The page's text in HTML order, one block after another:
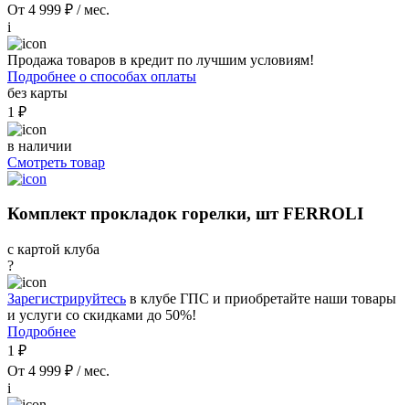
От 4 999 ₽ / мес.
i
Продажа товаров в кредит по лучшим условиям!
Подробнее о способах оплаты
без карты
1 ₽
в наличии
Смотреть товар
Комплект прокладок горелки, шт FERROLI
с картой клуба
?
Зарегистрируйтесь в клубе ГПС и приобретайте наши товары
и услуги со скидками до 50%!
Подробнее
1 ₽
От 4 999 ₽ / мес.
i